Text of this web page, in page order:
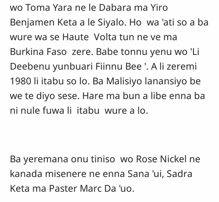
wo Toma Yara ne le Dabara ma Yiro
Benjamen Keta a le Siyalo. Ho wa 'ati so a ba
wure wa se Haute Volta tun ne ve ma
Burkina Faso zere. Babe tonnu yenu wo 'Li
Deebenu yunbuari Fiinnu Bee '. A li zeremi
1980 li itabu so lo. Ba Malisiyo lanansiyo be
we te diyo sese. Hare ma bun a libe enna ba
ni nule fuwa li itabu wure a lo.
Ba yeremana onu tiniso wo Rose Nickel ne
kanada misenere ne enna Sana 'ui, Sadra
Keta ma Paster Marc Da 'uo.